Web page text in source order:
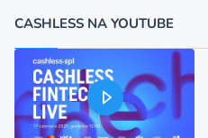
CASHLESS NA YOUTUBE